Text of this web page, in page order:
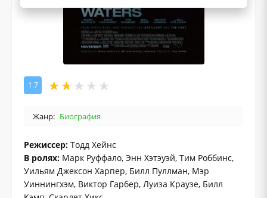
1.7
Жанр: Биография
Режиссер: Тодд Хейнс
В ролях: Марк Руффало, Энн Хэтэуэй, Тим Роббинс,
Уильям Джексон Харпер, Билл Пуллман, Мэр
Уиннингхэм, Виктор Гарбер, Луиза Краузе, Билл